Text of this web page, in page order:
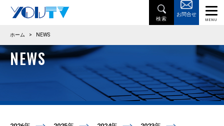
お問合せ
ホーム > NEWS
NEWS